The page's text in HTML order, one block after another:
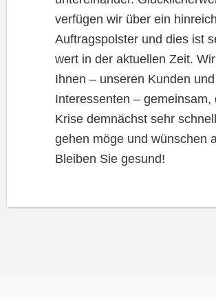
verfügen wir über ein
Auftragspolster und dies ist
wert in der aktuellen Zeit.
Ihnen – unseren Kunden und
Interessenten – gemeinsam,
Krise demnächst sehr
gehen möge und wünschen
Bleiben Sie gesund!